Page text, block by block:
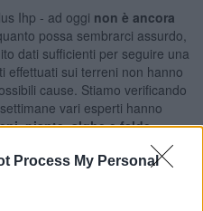
Process My Personal
Ihp - ad oggi non è ancora
possa sembrarci assurdo,
dati sufficienti per seguire una
effettuati sui terreni non hanno
cause. Stiamo verificando
vari esperti hanno
piante, alghe e falde
la presenza di sostanze
di inusuale o potenzialmente